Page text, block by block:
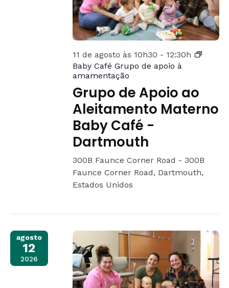
11 de agosto às 10h30 - 12:30h
Baby Café Grupo de apoio à
amamentação
Grupo de Apoio ao
Aleitamento Materno
Baby Café -
Dartmouth
300B Faunce Corner Road - 300B
Faunce Corner Road, Dartmouth,
Estados Unidos
agosto
12
2026